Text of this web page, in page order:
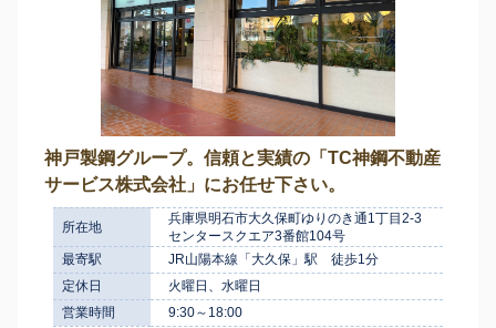
神戸製鋼グループ。信頼と実績の「TC神鋼不動産
サービス株式会社」にお任せ下さい。
所在地
兵庫県明石市大久保町ゆりのき通1丁目2-3
センタースクエア3番館104号
最寄駅
JR山陽本線「大久保」駅 徒歩1分
定休日
火曜日、水曜日
営業時間
9:30～18:00